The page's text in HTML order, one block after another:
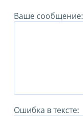
Ваше сообщение:
Ошибка в тексте: